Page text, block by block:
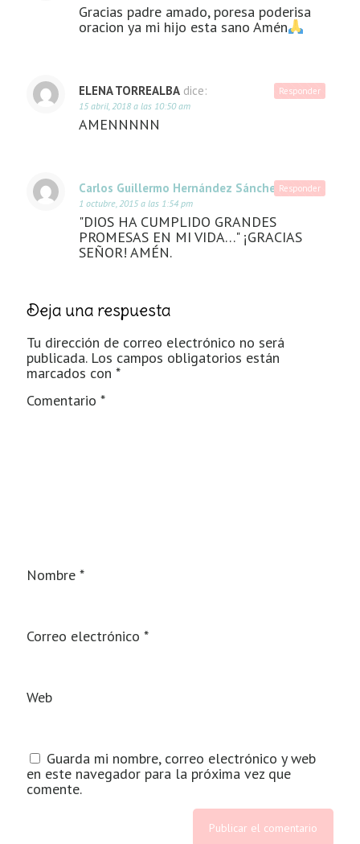
Gracias padre amado, poresa poderisa
oracion ya mi hijo esta sano Amén
ELENA TORREALBA dice:
15 abril, 2018 a las 10:50 am
AMENNNNN
Responder
Carlos Guillermo Hernández Sánchez dice:
1 octubre, 2015 a las 1:54 pm
"DIOS HA CUMPLIDO GRANDES
PROMESAS EN MI VIDA…" ¡GRACIAS
SEÑOR! AMÉN.
Responder
Deja una respuesta
Tu dirección de correo electrónico no será
publicada. Los campos obligatorios están
marcados con *
Comentario *
Nombre *
Correo electrónico *
Web
Guarda mi nombre, correo electrónico y web
en este navegador para la próxima vez que
comente.